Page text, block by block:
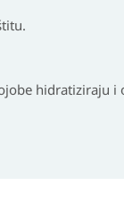
hidratiziraju i